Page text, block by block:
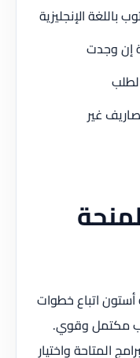
باللغة الإنجليزية
إن وجدت
غير
اتباع خطوات
مكتمل وقوي.
المتاحة واختيار